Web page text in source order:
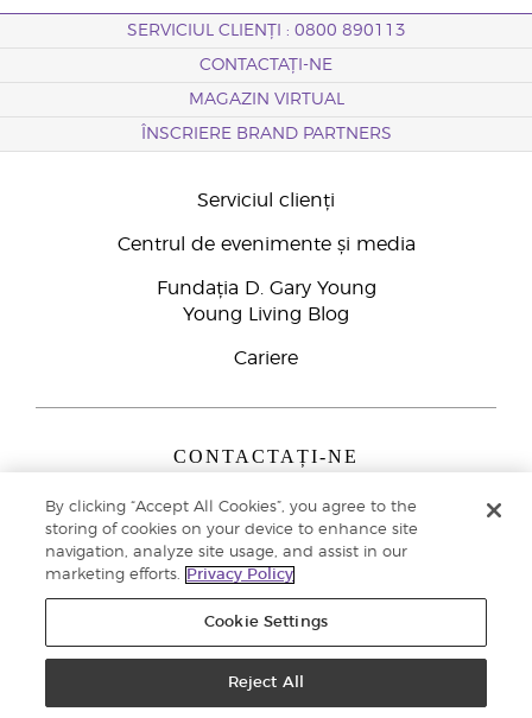
SERVICIUL CLIENȚI : 0800 890113
CONTACTAȚI-NE
MAGAZIN VIRTUAL
ÎNSCRIERE BRAND PARTNERS
Serviciul clienți
Centrul de evenimente și media
Fundația D. Gary Young
Young Living Blog
Cariere
CONTACTAȚI-NE
Peizerweg 97
9727 AJ Groningen
Netherlands
Înscriere Brand Partners0800 890113
Politica de confidențialitate
By clicking “Accept All Cookies”, you agree to the
storing of cookies on your device to enhance site
navigation, analyze site usage, and assist in our
marketing efforts.
Privacy Policy
Cookie Settings
Reject All